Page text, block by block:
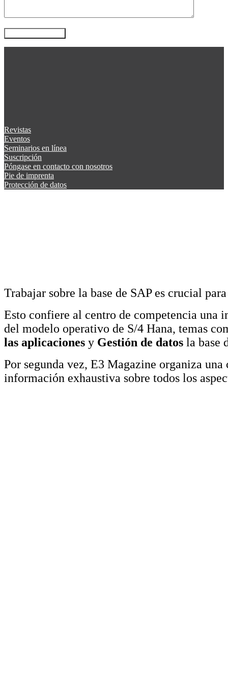
Revistas
Eventos
Seminarios en línea
Suscripción
Póngase en contacto con nosotros
Pie de imprenta
Protección de datos
Trabajar sobre la base de SAP es crucial
Esto confiere al centro de competencia una
del modelo operativo de S/4 Hana, temas
las aplicaciones y Gestión de datos la base
Por segunda vez, E3 Magazine organiza
información exhaustiva sobre todos los